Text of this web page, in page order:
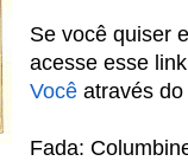
Se você quiser
acesse esse
Vocêatravés do
Fada: